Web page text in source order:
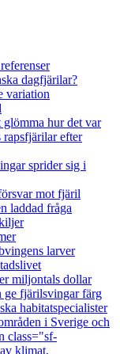
dagfjärilar?
variation
glömma hur det var
rapsfjärilar efter
sprider sig i
mot fjäril
laddad fråga
larver
miljontals dollar
ge fjärilsvingar färg
habitatspecialister
i Sverige och
class="sf-
klimat,